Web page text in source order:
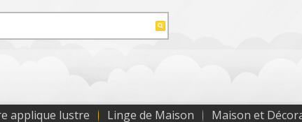
applique lustre Linge de Maison Maison et